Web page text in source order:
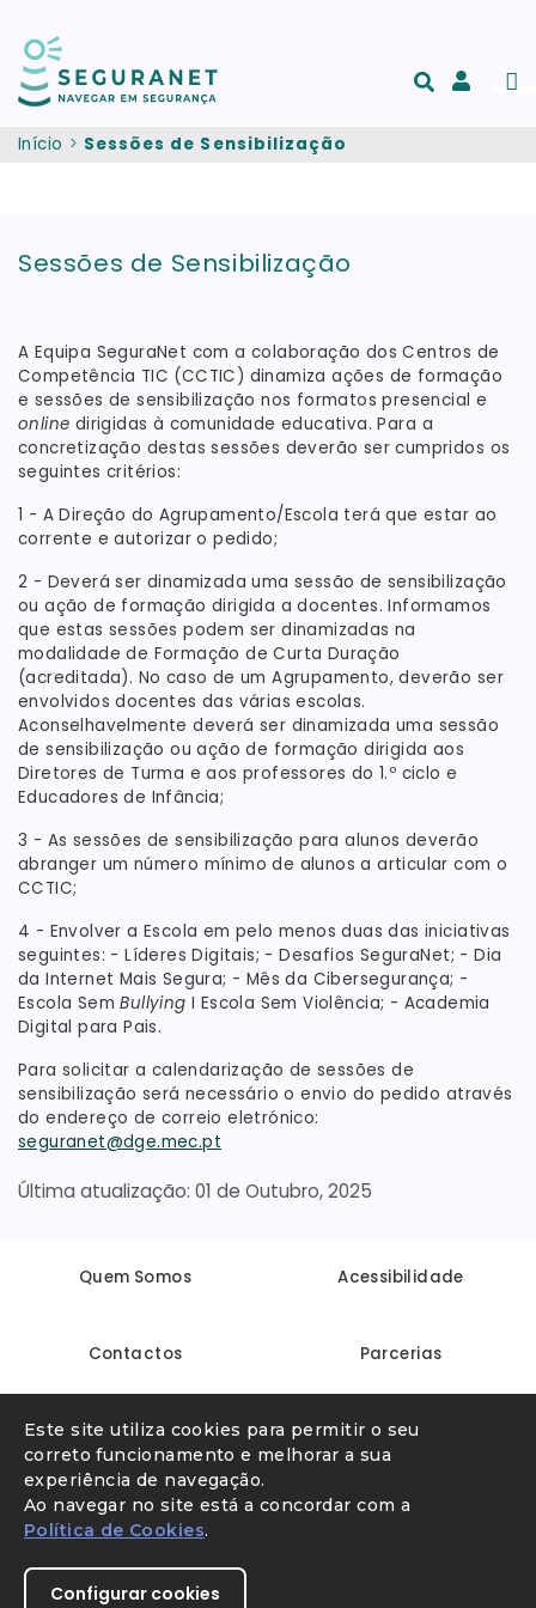
Este site utiliza cookies para permitir o seu
correto funcionamento e melhorar a sua
experiência de navegação.
Ao navegar no site está a concordar com a
Política de Cookies.
Configurar cookies
Início Sessões de Sensibilização
Sessões de Sensibilização
A Equipa SeguraNet com a colaboração dos Centros de
Competência TIC (CCTIC) dinamiza ações de formação
e sessões de sensibilização nos formatos presencial e
online dirigidas à comunidade educativa. Para a
concretização destas sessões deverão ser cumpridos os
seguintes critérios:
1 - A Direção do Agrupamento/Escola terá que estar ao
corrente e autorizar o pedido;
2 - Deverá ser dinamizada uma sessão de sensibilização
ou ação de formação dirigida a docentes. Informamos
que estas sessões podem ser dinamizadas na
modalidade de Formação de Curta Duração
(acreditada). No caso de um Agrupamento, deverão ser
envolvidos docentes das várias escolas.
Aconselhavelmente deverá ser dinamizada uma sessão
de sensibilização ou ação de formação dirigida aos
Diretores de Turma e aos professores do 1.º ciclo e
Educadores de Infância;
3 - As sessões de sensibilização para alunos deverão
abranger um número mínimo de alunos a articular com o
CCTIC;
4 - Envolver a Escola em pelo menos duas das iniciativas
seguintes: - Líderes Digitais; - Desafios SeguraNet; - Dia
da Internet Mais Segura; - Mês da Cibersegurança; -
Escola SemBullying I Escola Sem Violência; - Academia
Digital para Pais.
Para solicitar a calendarização de sessões de
sensibilização será necessário o envio do pedido através
do endereço de correio eletrónico:
seguranet@dge.mec.pt
01 de Outubro, 2025
Quem Somos Acessibilidade
Contactos Parcerias
Linha Internet Segura Denunciar conteúdo ilegal